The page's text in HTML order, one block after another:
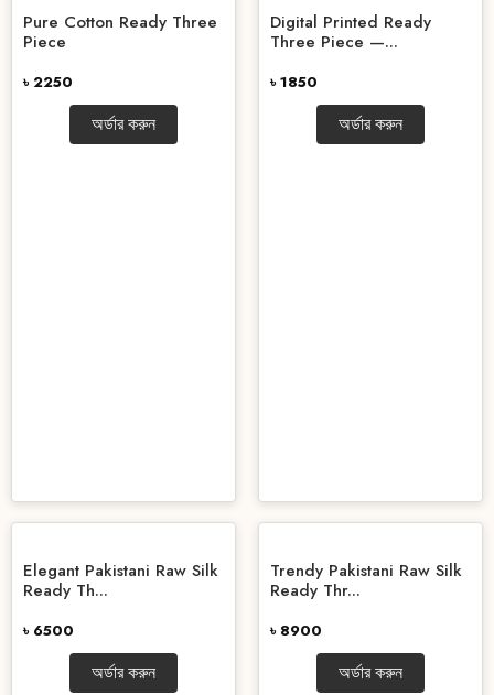
Pure Cotton Ready Three
Piece
৳ 2250
অর্ডার করুন
Digital Printed Ready
Three Piece —...
৳ 1850
অর্ডার করুন
Elegant Pakistani Raw Silk
Ready Th...
৳ 6500
অর্ডার করুন
Trendy Pakistani Raw Silk
Ready Thr...
৳ 8900
অর্ডার করুন